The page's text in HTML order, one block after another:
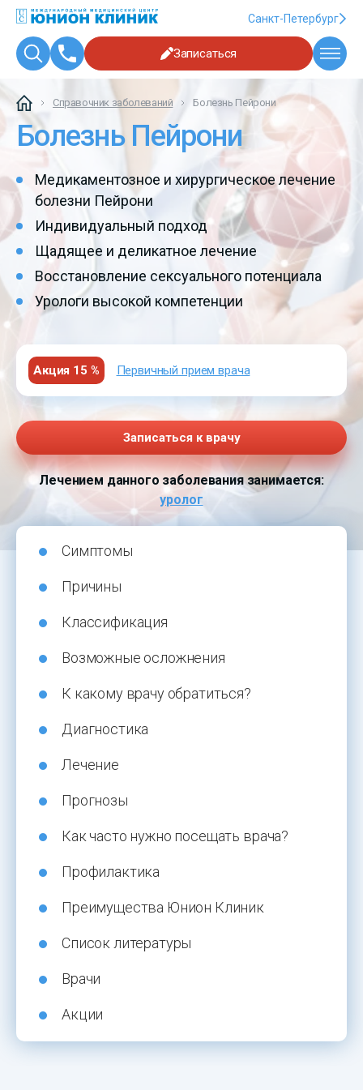
Санкт-Петербург
Записаться
Справочник заболеваний Болезнь Пейрони
Болезнь Пейрони
Медикаментозное и хирургическое лечение
болезни Пейрони
Индивидуальный подход
Щадящее и деликатное лечение
Восстановление сексуального потенциала
Урологи высокой компетенции
Акция 15 % Первичный прием врача
Записаться к врачу
Лечением данного заболевания занимается:
уролог
Симптомы
Причины
Классификация
Возможные осложнения
К какому врачу обратиться?
Диагностика
Лечение
Прогнозы
Как часто нужно посещать врача?
Профилактика
Преимущества Юнион Клиник
Список литературы
Врачи
Акции